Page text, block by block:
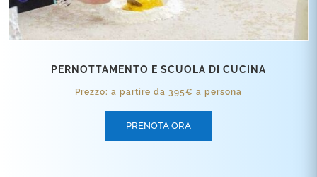
PERNOTTAMENTO E SCUOLA DI CUCINA
Prezzo: a partire da 395€ a persona
PRENOTA ORA